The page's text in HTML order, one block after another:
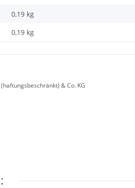
0,19 kg
0,19 kg
& Co. KG